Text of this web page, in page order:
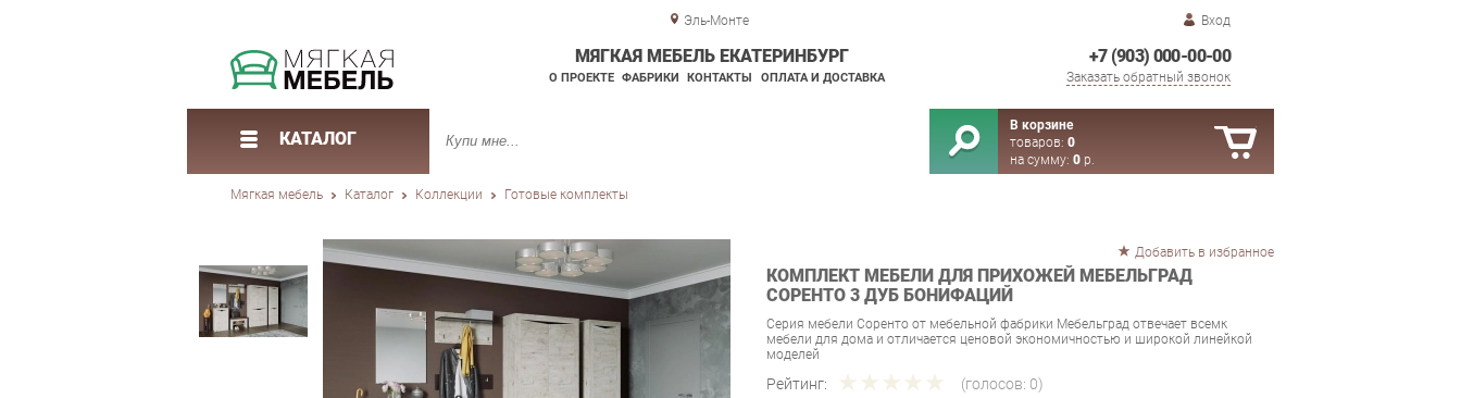
Эль-Монте Вход
+7 (903) 000-00-00
Заказать обратный звонок
МЯГКАЯ МЕБЕЛЬ ЕКАТЕРИНБУРГ
О ПРОЕКТЕ ФАБРИКИ КОНТАКТЫ ОПЛАТА И ДОСТАВКА
КАТАЛОГ
В корзине
товаров: 0
на сумму: 0 р.
Мягкая мебель Каталог Коллекции Готовые комплекты
Добавить в избранное
КОМПЛЕКТ МЕБЕЛИ ДЛЯ ПРИХОЖЕЙ МЕБЕЛЬГРАД
СОРЕНТО 3 ДУБ БОНИФАЦИЙ
Серия мебели Соренто от мебельной фабрики Мебельград отвечает всемк
мебели для дома и отличается ценовой экономичностью и широкой линейкой
моделей
Рейтинг: (голосов: 0)